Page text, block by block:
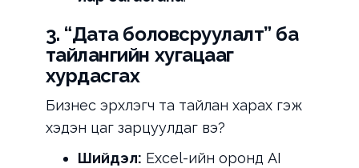
3. “Дата боловсруулалт” ба
тайлангийн хугацааг
хурдасгах
Бизнес эрхлэгч та тайлан харах гэж
хэдэн цаг зарцуулдаг вэ?
Шийдэл: Excel-ийн оронд AI